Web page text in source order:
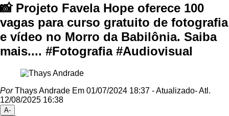
📸 Projeto Favela Hope oferece 100
vagas para curso gratuito de fotografia
e vídeo no Morro da Babilônia. Saiba
mais.... #Fotografia #Audiovisual
PorThays Andrade Em 01/07/2024 18:37 - Atualizado- Atl.
12/08/2025 16:38
A-